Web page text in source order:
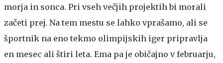
morja in sonca. Pri vseh večjih projektih bi morali
začeti prej. Na tem mestu se lahko vprašamo, ali se
športnik na eno tekmo olimpijskih iger pripravlja
en mesec ali štiri leta. Ema pa je običajno v februarju,